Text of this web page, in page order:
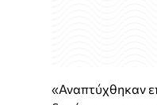
«Αναπτύχθηκαν